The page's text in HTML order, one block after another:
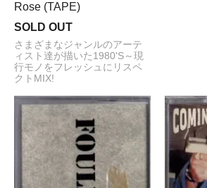
Rose (TAPE)
SOLD OUT
さまざまなジャンルのアーテ
ィスト達が描いた1980'S～現
行モノをフレッシュにリスペ
クトMIX!